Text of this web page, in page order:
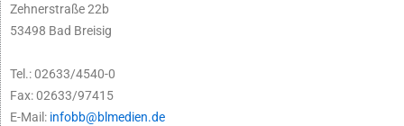
Zehnerstraße 22b
53498 Bad Breisig
Tel.: 02633/4540-0
Fax: 02633/97415
E-Mail: infobb@blmedien.de